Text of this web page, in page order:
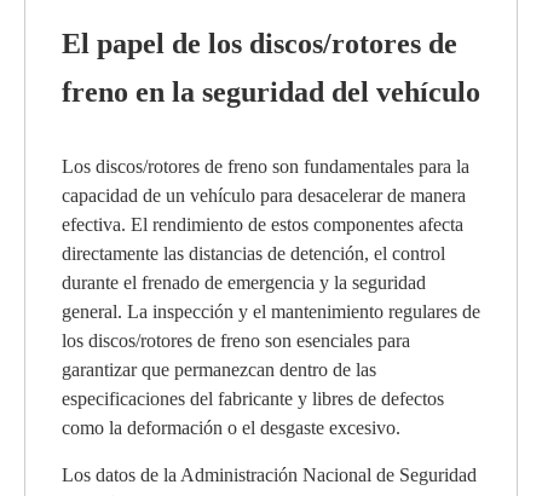
El papel de los discos/rotores de
freno en la seguridad del vehículo
Los discos/rotores de freno son fundamentales para la
capacidad de un vehículo para desacelerar de manera
efectiva. El rendimiento de estos componentes afecta
directamente las distancias de detención, el control
durante el frenado de emergencia y la seguridad
general. La inspección y el mantenimiento regulares de
los discos/rotores de freno son esenciales para
garantizar que permanezcan dentro de las
especificaciones del fabricante y libres de defectos
como la deformación o el desgaste excesivo.
Los datos de la Administración Nacional de Seguridad